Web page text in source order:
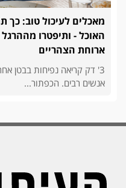
מאכלים לעיכול טוב: כך
האוכל - ותיפטרו
ארוחת הצהריים
3' דק קריאה נפיחות בבטן
אנשים רבים. הכפתור...